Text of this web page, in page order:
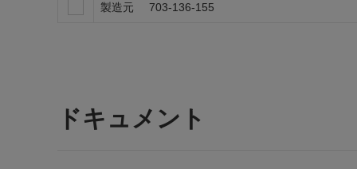
製造元 703-136-155
ドキュメント